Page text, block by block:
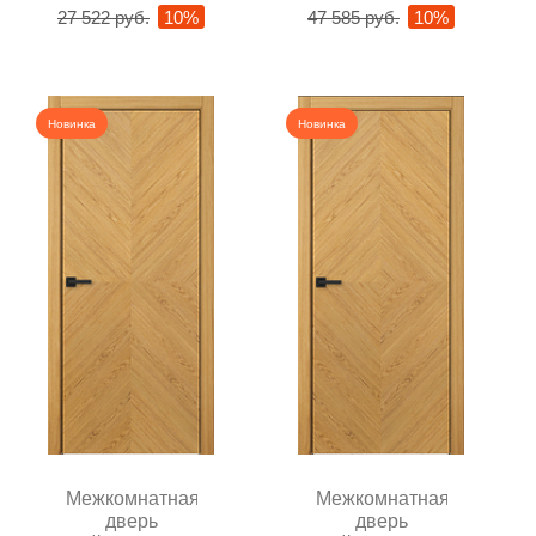
27 522 руб. 10% 47 585 руб. 10%
Новинка
Межкомнатная
дверь
Новинка
Межкомнатная
дверь